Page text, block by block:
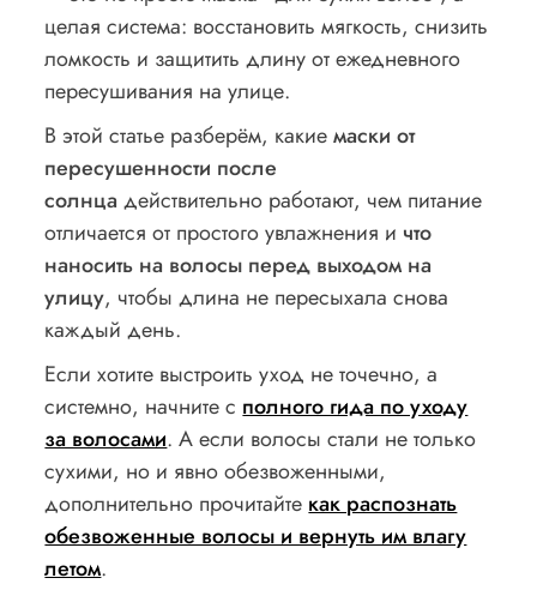
целая система: восстановить мягкость, снизить
ломкость и защитить длину от ежедневного
пересушивания на улице.
В этой статье разберём, какиемаски от
пересушенности после
солнца действительно работают, чем питание
отличается от простого увлажнения и что
наносить на волосы перед выходом на
улицу, чтобы длина не пересыхала снова
каждый день.
Если хотите выстроить уход не точечно, а
системно, начните сполного гида по уходу
за волосами. А если волосы стали не только
сухими, но и явно обезвоженными,
дополнительно прочитайтекак распознать
обезвоженные волосы и вернуть им влагу
летом.